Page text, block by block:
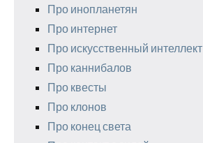
Про инопланетян
Про интернет
Про искусственный интеллект
Про каннибалов
Про квесты
Про клонов
Про конец света